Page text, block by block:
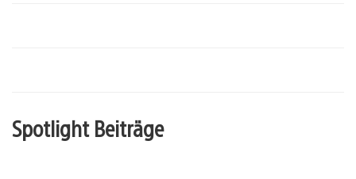
Spotlight Beiträge